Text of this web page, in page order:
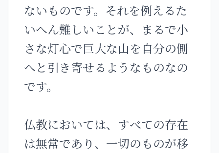
ないものです。それを例えるた
いへん難しいことが、まるで小
さな灯心で巨大な山を自分の側
へと引き寄せるようなものなの
です。
仏教においては、すべての存在
は無常であり、一切のものが移